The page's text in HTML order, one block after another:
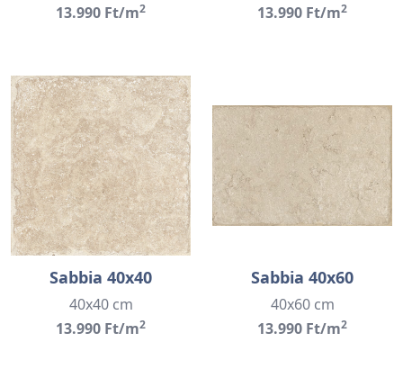
13.990 Ft/m2
13.990 Ft/m2
Sabbia 40x40
40x40 cm
13.990 Ft/m2
Sabbia 40x60
40x60 cm
13.990 Ft/m2